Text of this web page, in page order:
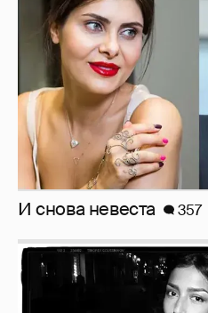
Рублёвские дочки